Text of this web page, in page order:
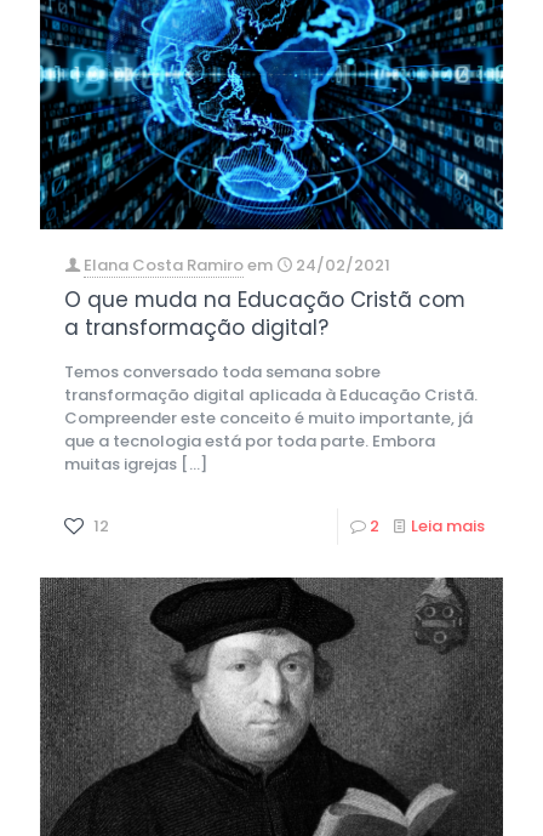
Elana Costa Ramiroem 24/02/2021
O que muda na Educação Cristã com
a transformação digital?
Temos conversado toda semana sobre
transformação digital aplicada à Educação Cristã.
Compreender este conceito é muito importante, já
que a tecnologia está por toda parte. Embora
muitas igrejas […]
12 2 Leia mais